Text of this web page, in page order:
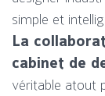
simple et
La
cabinet de
véritable atout